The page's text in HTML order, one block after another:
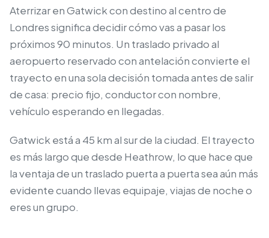
Aterrizar en Gatwick con destino al centro de
Londres significa decidir cómo vas a pasar los
próximos 90 minutos. Un traslado privado al
aeropuerto reservado con antelación convierte el
trayecto en una sola decisión tomada antes de salir
de casa: precio fijo, conductor con nombre,
vehículo esperando en llegadas.
Gatwick está a 45 km al sur de la ciudad. El trayecto
es más largo que desde Heathrow, lo que hace que
la ventaja de un traslado puerta a puerta sea aún más
evidente cuando llevas equipaje, viajas de noche o
eres un grupo.